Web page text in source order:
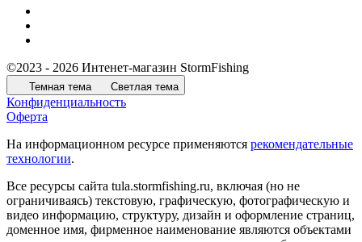
©2023 - 2026 Интенет-магазин StormFishing
Темная тема Светлая тема
Конфиденциальность
Оферта
На информационном ресурсе применяются рекомендательные
технологии.
Все ресурсы сайта tula.stormfishing.ru, включая (но не
ограничиваясь) текстовую, графическую, фотографическую и
видео информацию, структуру, дизайн и оформление страниц,
доменное имя, фирменное наименование являются объектами